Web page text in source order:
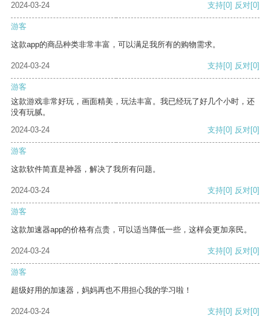
2024-03-24 支持[0] 反对[0]
游客
这款app的商品种类非常丰富，可以满足我所有的购物需求。
2024-03-24 支持[0] 反对[0]
游客
这款游戏非常好玩，画面精美，玩法丰富。我已经玩了好几个小时，还
没有玩腻。
2024-03-24
支持[0] 反对[0]
游客
这款软件简直是神器，解决了我所有问题。
2024-03-24 支持[0] 反对[0]
游客
这款加速器app的价格有点贵，可以适当降低一些，这样会更加亲民。
2024-03-24 支持[0] 反对[0]
游客
超级好用的加速器，妈妈再也不用担心我的学习啦！
2024-03-24 支持[0] 反对[0]